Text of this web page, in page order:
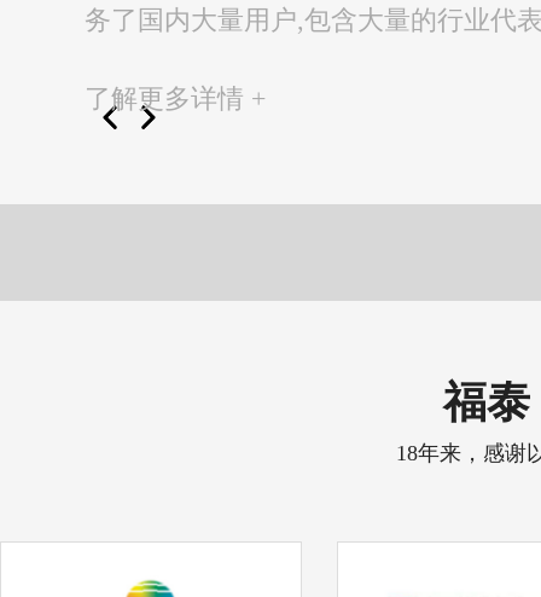
务了国内大量用户,包含大量的行业代
了解更多详情 +
福泰
18年来，感谢